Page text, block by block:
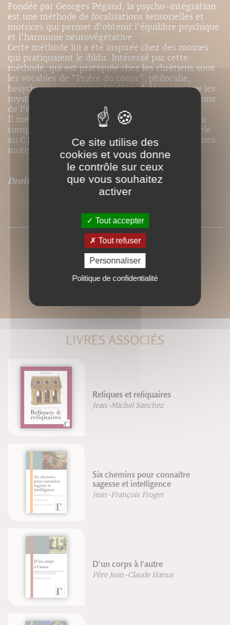
Fondée par Georges Pégand, la psycho-intégration
est une méthode de focalisations sensorielles et
motrices qui permet d'obtenir l'équilibre psychique
et l'harmonie neurovégétative.
Cette méthode lui a été inspirée chez des moines
qui pratiquaient le dikhr. Intéressé par cette
méthode, qui est pratiquée chez les chrétiens sous
les vocables de "Prière du coeur", philocalie,
hesychasme ou encore épiclèse, il découvre que les
mystiques avaient réalisé les meilleures conditions
de l'équilibre nerveux dans et par la prière.
Il met au point un modèle neurocybernétique du
comportement humain et expérimente ce modèle
au C.H.U. de Bordeaux et dans un centre d'infirmes
moteurs-cérébraux.
Droits de traduction disponibles pour ce titre
SOMMAIRE
LIVRES ASSOCIÉS
Reliques et reliquaires
Jean-Michel Sanchez
Six chemins pour connaître
sagesse et intelligence
Jean-François Froger
D'un corps à l'autre
Père Jean-Claude Hanus
Ce site utilise des
cookies et vous donne
le contrôle sur ceux
que vous souhaitez
activer
Tout accepter
Tout refuser
Personnaliser
Politique de confidentialité